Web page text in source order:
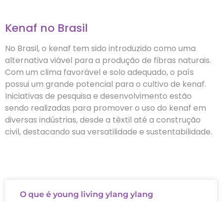
Kenaf no Brasil
No Brasil, o kenaf tem sido introduzido como uma
alternativa viável para a produção de fibras naturais.
Com um clima favorável e solo adequado, o país
possui um grande potencial para o cultivo de kenaf.
Iniciativas de pesquisa e desenvolvimento estão
sendo realizadas para promover o uso do kenaf em
diversas indústrias, desde a têxtil até a construção
civil, destacando sua versatilidade e sustentabilidade.
O que é young living ylang ylang